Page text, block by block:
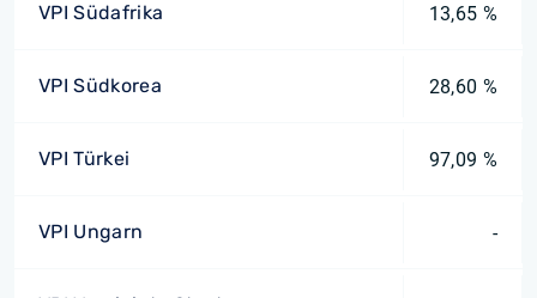
VPI Südafrika 13,65 %
VPI Südkorea 28,60 %
VPI Türkei 97,09 %
VPI Ungarn -